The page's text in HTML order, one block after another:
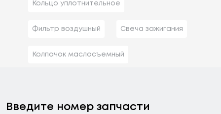
Кольцо уплотнительное
Фильтр воздушный Свеча зажигания
Колпачок маслосъемный
Введите номер запчасти